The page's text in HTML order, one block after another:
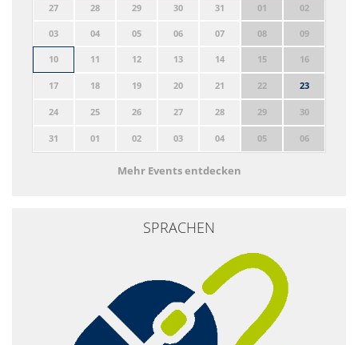
27
28 29 30 31 01 02
03 04 05 06 07 08 09
10 11 12 13 14 15 16
17 18 19 20 21 22 23
24 25 26 27 28 29 30
31 01 02 03 04 05 06
Mehr Events entdecken
SPRACHEN